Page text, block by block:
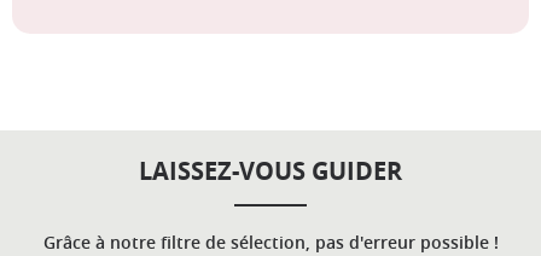
LAISSEZ-VOUS GUIDER
Grâce à notre filtre de sélection, pas d'erreur possible !